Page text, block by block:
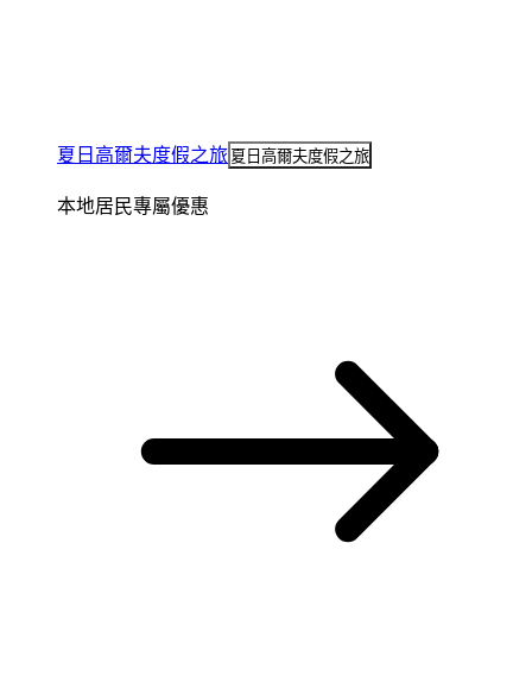
夏日高爾夫度假之旅 夏日高爾夫度假之旅
本地居民專屬優惠